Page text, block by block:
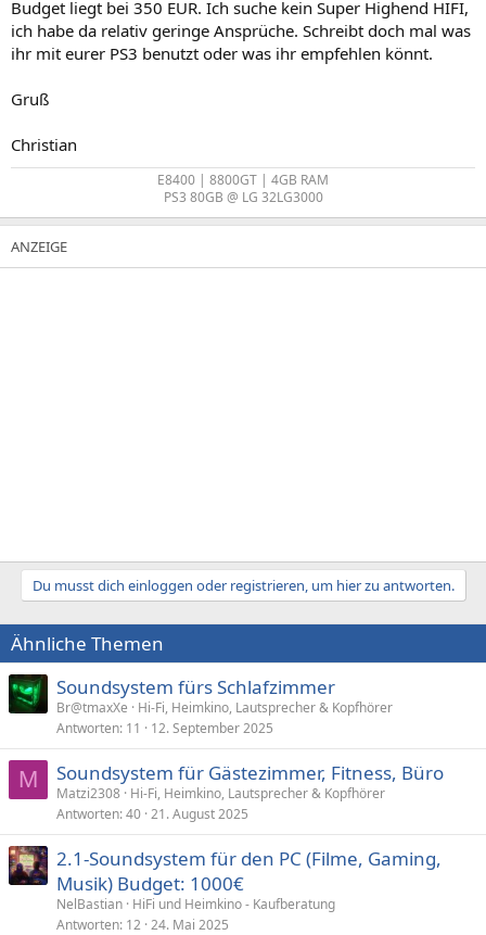
Budget liegt bei 350 EUR. Ich suche kein Super Highend HIFI,
ich habe da relativ geringe Ansprüche. Schreibt doch mal was
ihr mit eurer PS3 benutzt oder was ihr empfehlen könnt.
Gruß
Christian
E8400 | 8800GT | 4GB RAM
PS3 80GB @ LG 32LG3000​
Du musst dich einloggen oder registrieren, um hier zu antworten.
Ähnliche Themen
Soundsystem fürs Schlafzimmer
Br@tmaxXe
Hi-Fi, Heimkino, Lautsprecher & Kopfhörer
Antworten 11 12. September 2025
M Soundsystem für Gästezimmer, Fitness, Büro
Matzi2308 Hi-Fi, Heimkino, Lautsprecher & Kopfhörer
Antworten 40 21. August 2025
2.1-Soundsystem für den PC (Filme, Gaming,
Musik) Budget: 1000€
NelBastian HiFi und Heimkino - Kaufberatung
Antworten 12 24. Mai 2025